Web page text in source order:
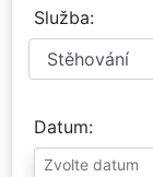
Služba
Datum